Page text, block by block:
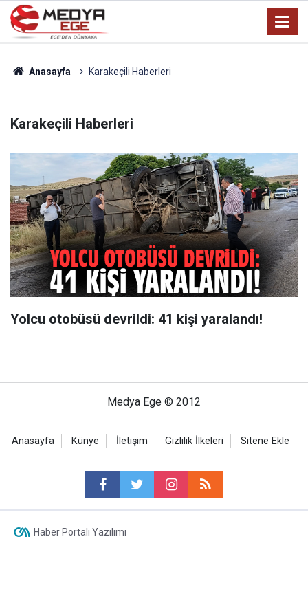
Anasayfa Karakeçili Haberleri
Karakeçili Haberleri
Yolcu otobüsü devrildi: 41 kişi yaralandı!
Medya Ege © 2012
Anasayfa Künye İletişim Gizlilik İlkeleri Sitene Ekle
Haber Portalı Yazılımı